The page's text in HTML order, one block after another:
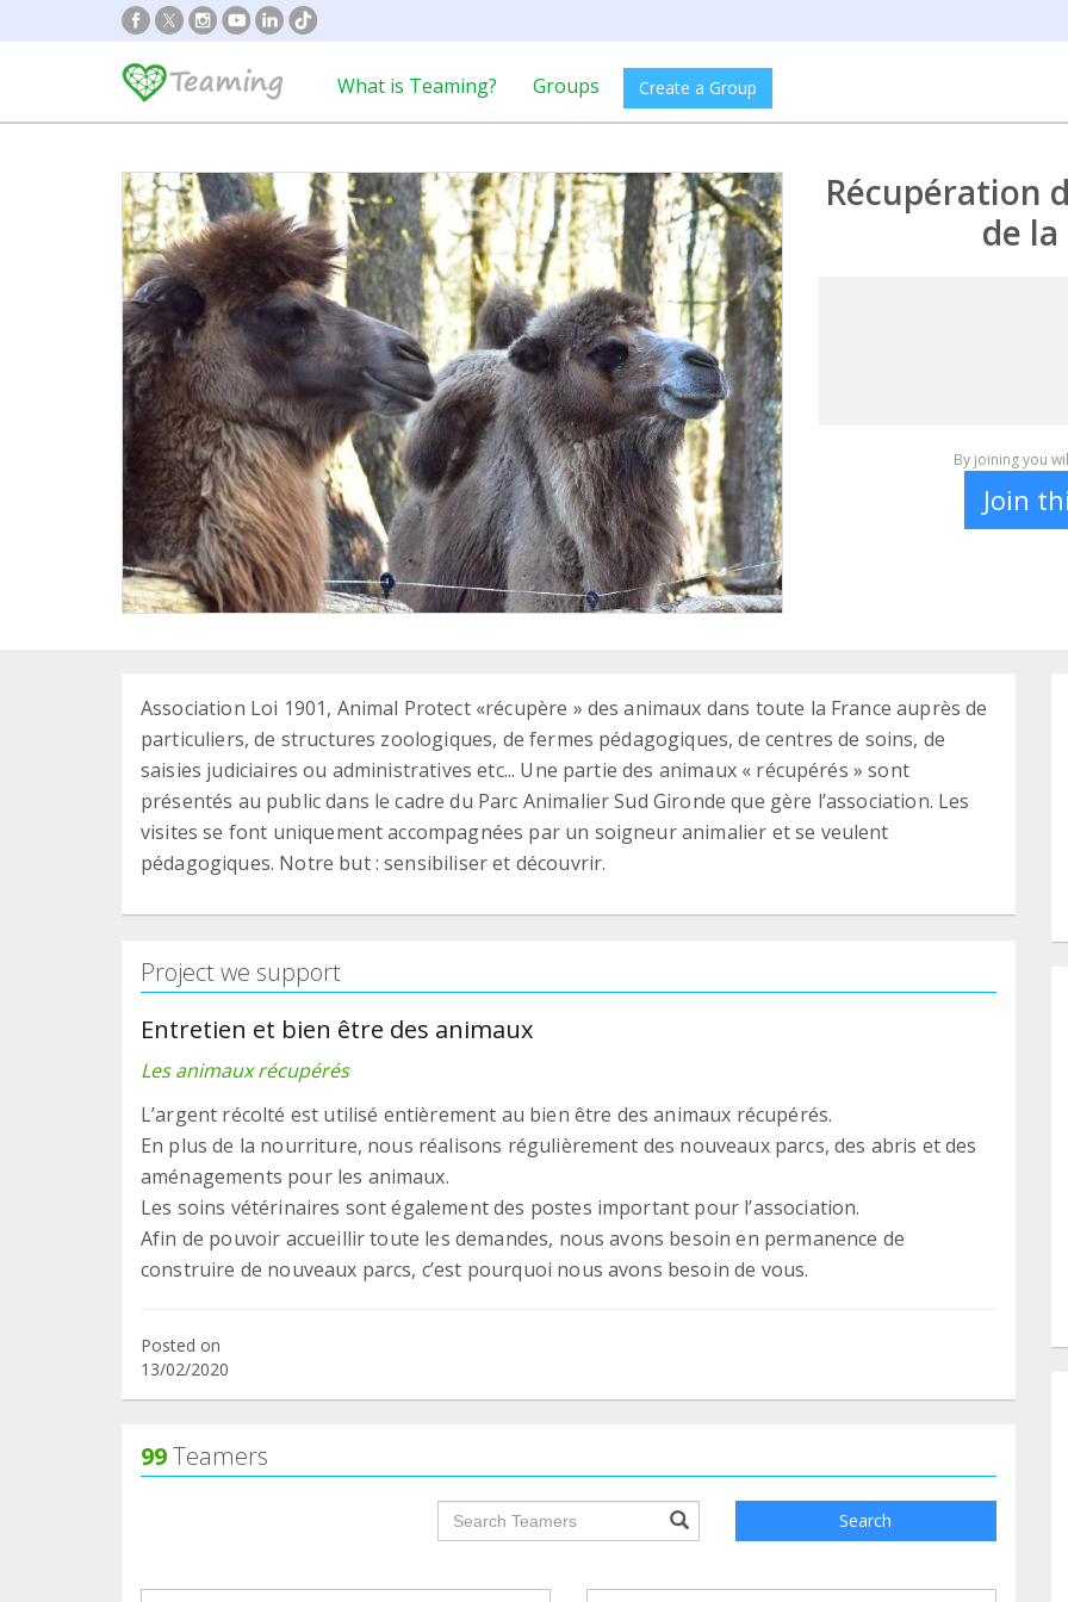
What is Teaming? Groups Create a Group
Récupération
de
By joining you
Join
Association Loi 1901, Animal Protect «récupère » des animaux dans toute la France auprès de
particuliers, de structures zoologiques, de fermes pédagogiques, de centres de soins, de
saisies judiciaires ou administratives etc... Une partie des animaux « récupérés » sont
présentés au public dans le cadre du Parc Animalier Sud Gironde que gère l’association. Les
visites se font uniquement accompagnées par un soigneur animalier et se veulent
pédagogiques. Notre but : sensibiliser et découvrir.
Project we support
Entretien et bien être des animaux
Les animaux récupérés
L’argent récolté est utilisé entièrement au bien être des animaux récupérés.
En plus de la nourriture, nous réalisons régulièrement des nouveaux parcs, des abris et des
aménagements pour les animaux.
Les soins vétérinaires sont également des postes important pour l’association.
Afin de pouvoir accueillir toute les demandes, nous avons besoin en permanence de
construire de nouveaux parcs, c’est pourquoi nous avons besoin de vous.
Posted on
13/02/2020
99Teamers
groupProfile.searchForm.search.text??? Search